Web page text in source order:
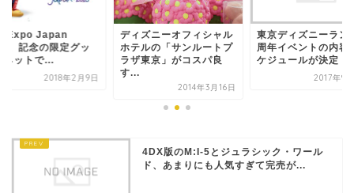
Expo Japan
、記念の限定グッ
ネットで...
2018年2月9日
ディズニーオフィシャル
ホテルの「サンルートプ
ラザ東京」がコスパ良
す...
2014年3月16日
東京ディズニーラン
周年イベントの内容
ケジュールが決定！
2017年9
4DX版のM:I-5とジュラシック・ワール
ド、あまりにも人気すぎて完売が...